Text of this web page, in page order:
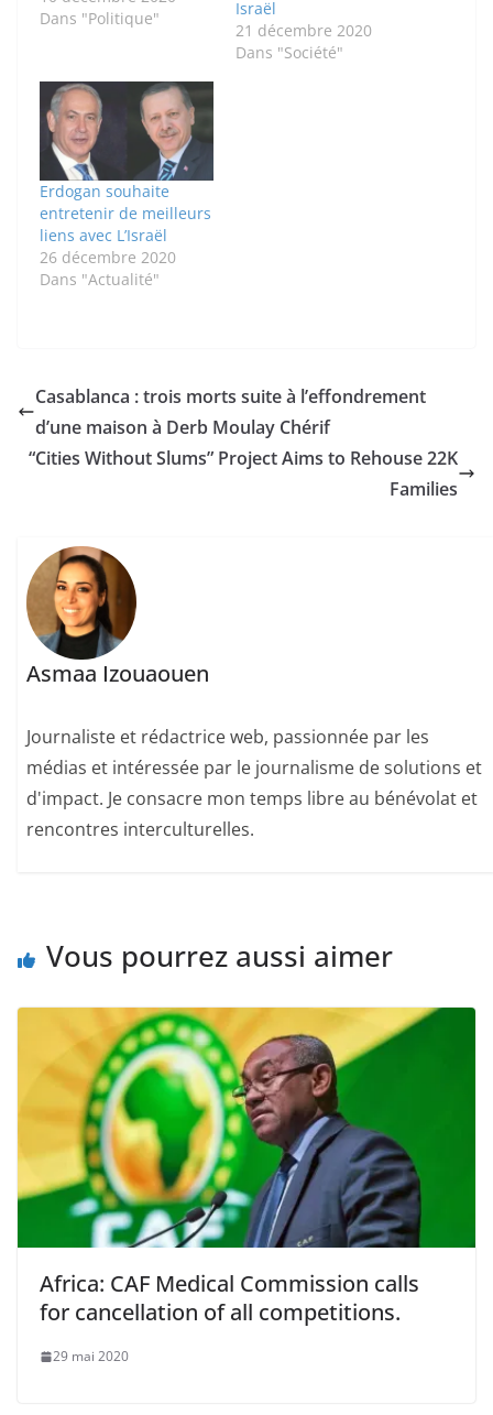
président Mahmoud
décembre suite à cette
annonce. Donald
Trump a annoncé un
accord de
normalisation entre le
Maroc et Israël. Un…
Dans "Politique"
Israël
21 décembre 2020
Dans "Société"
Erdogan souhaite
entretenir de meilleurs
liens avec L’Israël
26 décembre 2020
Dans "Actualité"
Casablanca : trois morts suite à l’effondrement
d’une maison à Derb Moulay Chérif
“Cities Without Slums” Project Aims to Rehouse 22K
Families
Asmaa Izouaouen
Journaliste et rédactrice web, passionnée par les
médias et intéressée par le journalisme de solutions et
d'impact. Je consacre mon temps libre au bénévolat et
rencontres interculturelles.
Vous pourrez aussi aimer
Africa: CAF Medical Commission calls
for cancellation of all competitions.
29 mai 2020